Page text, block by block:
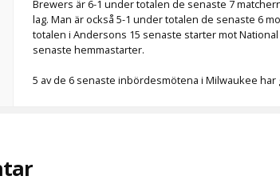
Brewers är 6-1 under totalen de senaste 7
lag. Man är också 5-1 under totalen de senaste 6
totalen i Andersons 15 senaste starter mot
senaste hemmastarter.
5 av de 6 senaste inbördesmötena i Milwaukee har